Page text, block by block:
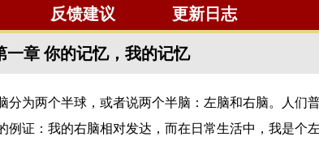
反馈建议 更新日志
一章 你的记忆，我的记忆
分为两个半球，或者说两个半脑：左脑和右脑。人们
例证：我的右脑相对发达，而在日常生活中，我是个